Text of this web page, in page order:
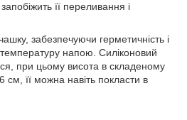
її переливання і
забезпечуючи герметичність і
напою. Силіконовий
при цьому висота в складеному
см, її можна навіть покласти в